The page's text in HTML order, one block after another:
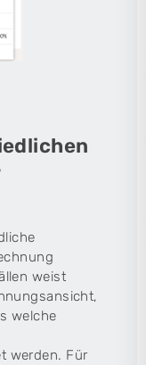
weist
welche
werden. Für